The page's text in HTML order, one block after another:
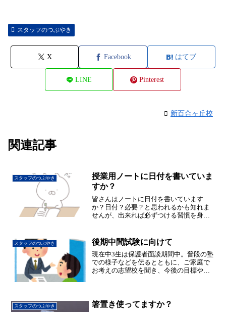
スタッフのつぶやき
X Facebook はてブ
LINE Pinterest
新百合ヶ丘校
関連記事
スタッフのつぶやき
授業用ノートに日付を書いていま
すか？
皆さんはノートに日付を書いています
か？日付？必要？と思われるかも知れま
せんが、出来れば必ずつける習慣を身に
度覚えたものでもしばらくすると忘れて
しまいます。そのための復習...
スタッフのつぶやき 後期中間試験に向けて
現在中3生は保護者面談期間中。普段の塾
での様子などを伝るとともに、ご家庭で
お考えの志望校を聞き、今後の目標や課
きます。中1生にとっ...
スタッフのつぶやき 箸置き使ってますか？